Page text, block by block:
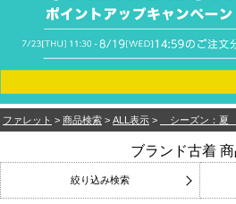
ファレット > 商品検索 > ALL表示 > シーズン：
ブランド古着
絞り込み検索